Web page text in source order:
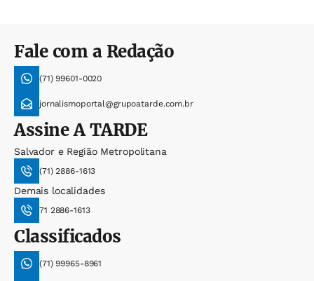
Fale com a Redação
(71) 99601-0020
jornalismoportal@grupoatarde.com.br
AssineA TARDE
Salvador e Região Metropolitana
(71) 2886-1613
Demais localidades
71 2886-1613
Classificados
(71) 99965-8961